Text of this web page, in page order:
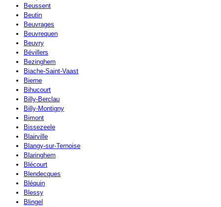
Beussent
Beutin
Beuvrages
Beuvrequen
Beuvry
Bévillers
Bezinghem
Biache-Saint-Vaast
Bierne
Bihucourt
Billy-Berclau
Billy-Montigny
Bimont
Bissezeele
Blairville
Blangy-sur-Ternoise
Blaringhem
Blécourt
Blendecques
Bléquin
Blessy
Blingel